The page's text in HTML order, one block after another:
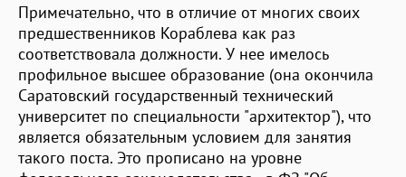
Примечательно, что в отличие от многих своих
предшественников Кораблева как раз
соответствовала должности. У нее имелось
профильное высшее образование (она окончила
Саратовский государственный технический
университет по специальности "архитектор"), что
является обязательным условием для занятия
такого поста. Это прописано на уровне